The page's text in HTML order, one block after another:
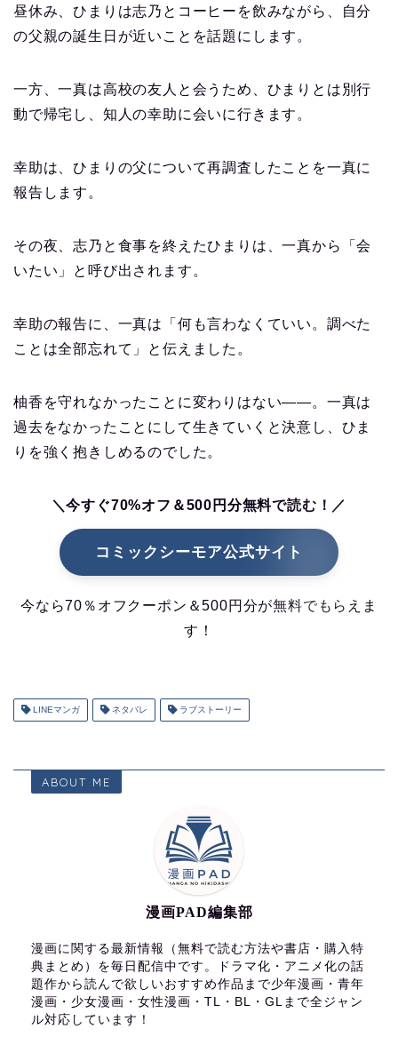
昼休み、ひまりは志乃とコーヒーを飲みながら、自分
の父親の誕生日が近いことを話題にします。
一方、一真は高校の友人と会うため、ひまりとは別行
動で帰宅し、知人の幸助に会いに行きます。
幸助は、ひまりの父について再調査したことを一真に
報告します。
その夜、志乃と食事を終えたひまりは、一真から「会
いたい」と呼び出されます。
幸助の報告に、一真は「何も言わなくていい。調べた
ことは全部忘れて」と伝えました。
柚香を守れなかったことに変わりはない――。一真は
過去をなかったことにして生きていくと決意し、ひま
りを強く抱きしめるのでした。
＼今すぐ70%オフ＆500円分無料で読む！／
コミックシーモア公式サイト
今なら70％オフクーポン＆500円分が無料でもらえま
す！
LINEマンガ ネタバレ ラブストーリー
ABOUT ME
漫画PAD編集部
漫画に関する最新情報（無料で読む方法や書店・購入特
典まとめ）を毎日配信中です。ドラマ化・アニメ化の話
題作から読んで欲しいおすすめ作品まで少年漫画・青年
漫画・少女漫画・女性漫画・TL・BL・GLまで全ジャン
ル対応しています！